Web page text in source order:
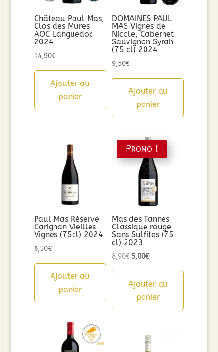
Château Paul Mas,
Clos des Mures
AOC Languedoc
2024
14,90€
Ajouter au
panier
DOMAINES PAUL
MAS Vignes de
Nicole, Cabernet
Sauvignon Syrah
(75 cl) 2024
9,50€
Ajouter au
panier
Paul Mas Réserve
Carignan Vieilles
Vignes (75cl) 2024
8,50€
Ajouter au
panier
Promo !
Mas des Tannes
Classique rouge
Sans Sulfites (75
cl) 2023
8,90€ Le
initial
était :
5,00€Le
actuel
est :
Ajouter au
panier